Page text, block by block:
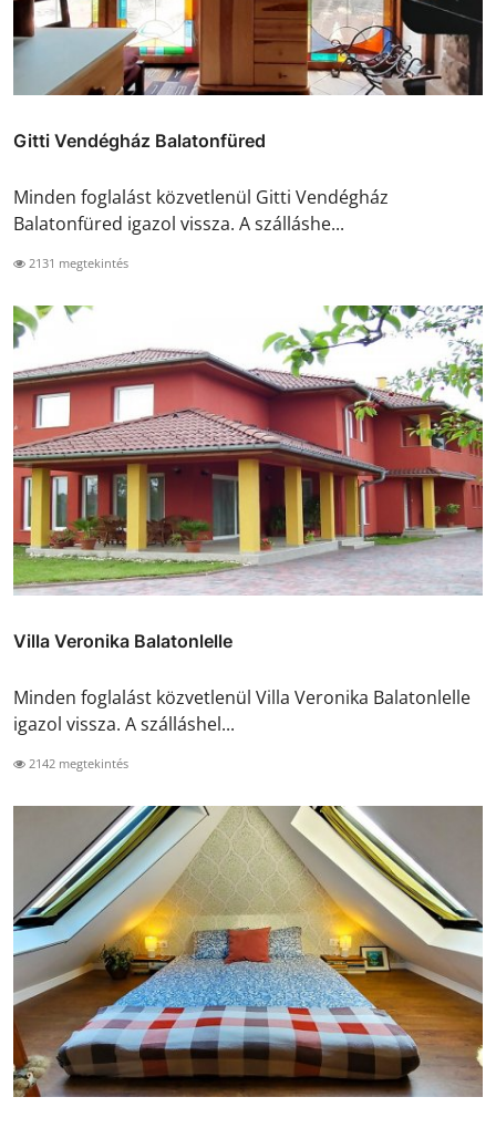
Gitti Vendégház Balatonfüred
Minden foglalást közvetlenül Gitti Vendégház
Balatonfüred igazol vissza. A szálláshe...
2131 megtekintés
Villa Veronika Balatonlelle
Minden foglalást közvetlenül Villa Veronika Balatonlelle
igazol vissza. A szálláshel...
2142 megtekintés